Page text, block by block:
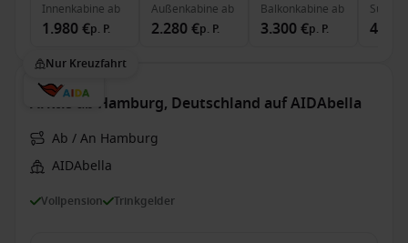
Innenkabine ab
1.980 €p. P.
Außenkabine ab
2.280 €p. P.
Balkonkabine ab
3.300 €p. P.
Suite
Nur Kreuzfahrt
Arktis ab Hamburg, Deutschland auf AIDAbella
Ab / An Hamburg
AIDAbella
Vollpension Trinkgelder